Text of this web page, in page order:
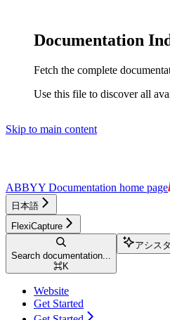
Documentation
Fetch the complete
Use this file to discover all
Skip to main content
ABBYY Documentation home page
日本語
FlexiCapture
Search documentation...
⌘K
アシス
Website
Get Started